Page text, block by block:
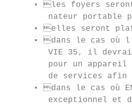
• les foyers
nateur portable
• elles seront
• dans le cas où
VIE 35, il
pour un appareil
de services afin
• dans le cas où
exceptionnel et